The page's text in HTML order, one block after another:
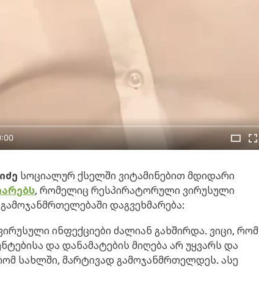
სოციალურ ქსელში ვიტამინებით მდიდარი
, რომელიც რესპირატორული ვირუსული
დაგვეხმარება:
ინფექციები ძალიან გახშირდა. ვიცი, რომ
და დანამატების მიღება არ უყვარს და
სახლში, მარტივად გამოჯანმრთელდეს. ასე